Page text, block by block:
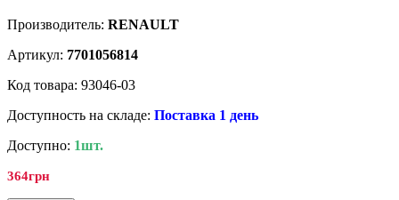
Производитель: RENAULT
Артикул: 7701056814
Код товара: 93046-03
Доступность на складе: Поставка 1 день
Доступно: 1шт.
364грн